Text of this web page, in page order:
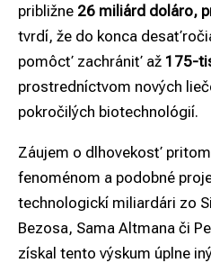
približne 26 miliárd doláro,
tvrdí, že do konca
pomôcť zachrániť až 175-
prostredníctvom nových
pokročilých biotechnológií.
Záujem o dlhovekosť
fenoménom a podobné
technologickí miliardári zo
Bezosa, Sama Altmana či
získal tento výskum úplne